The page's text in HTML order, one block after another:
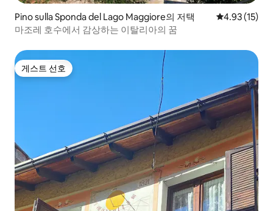
Pino sulla Sponda del Lago Maggiore의 저택 평점 4.93점
4.93 (15)
마조레 호수에서 감상하는 이탈리아의 꿈
게스트 선호
게스트 선호